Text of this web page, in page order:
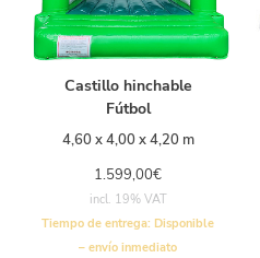
Castillo hinchable
Fútbol
4,60 x 4,00 x 4,20 m
1.599,00€
incl. 19% VAT
Tiempo de entrega: Disponible
– envío inmediato